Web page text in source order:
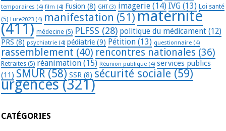
temporaires (4) film (4) Fusion (8) GHT(3) imagerie (14) IVG (13) Loi santé
(5) Lure2023 (4) manifestation (51) maternité
(411) médecine (5) PLFSS (28) politique du médicament (12)
PRS (8) psychiatrie (4) pédiatrie (9) Pétition (13) questionnaire (4)
rassemblement (40) rencontres nationales (36)
Retraites (5) réanimation (15) Réunion publique (4) services publics
(11) SMUR (58) SSR (8) sécurité sociale (59)
urgences(321)
CATÉGORIES